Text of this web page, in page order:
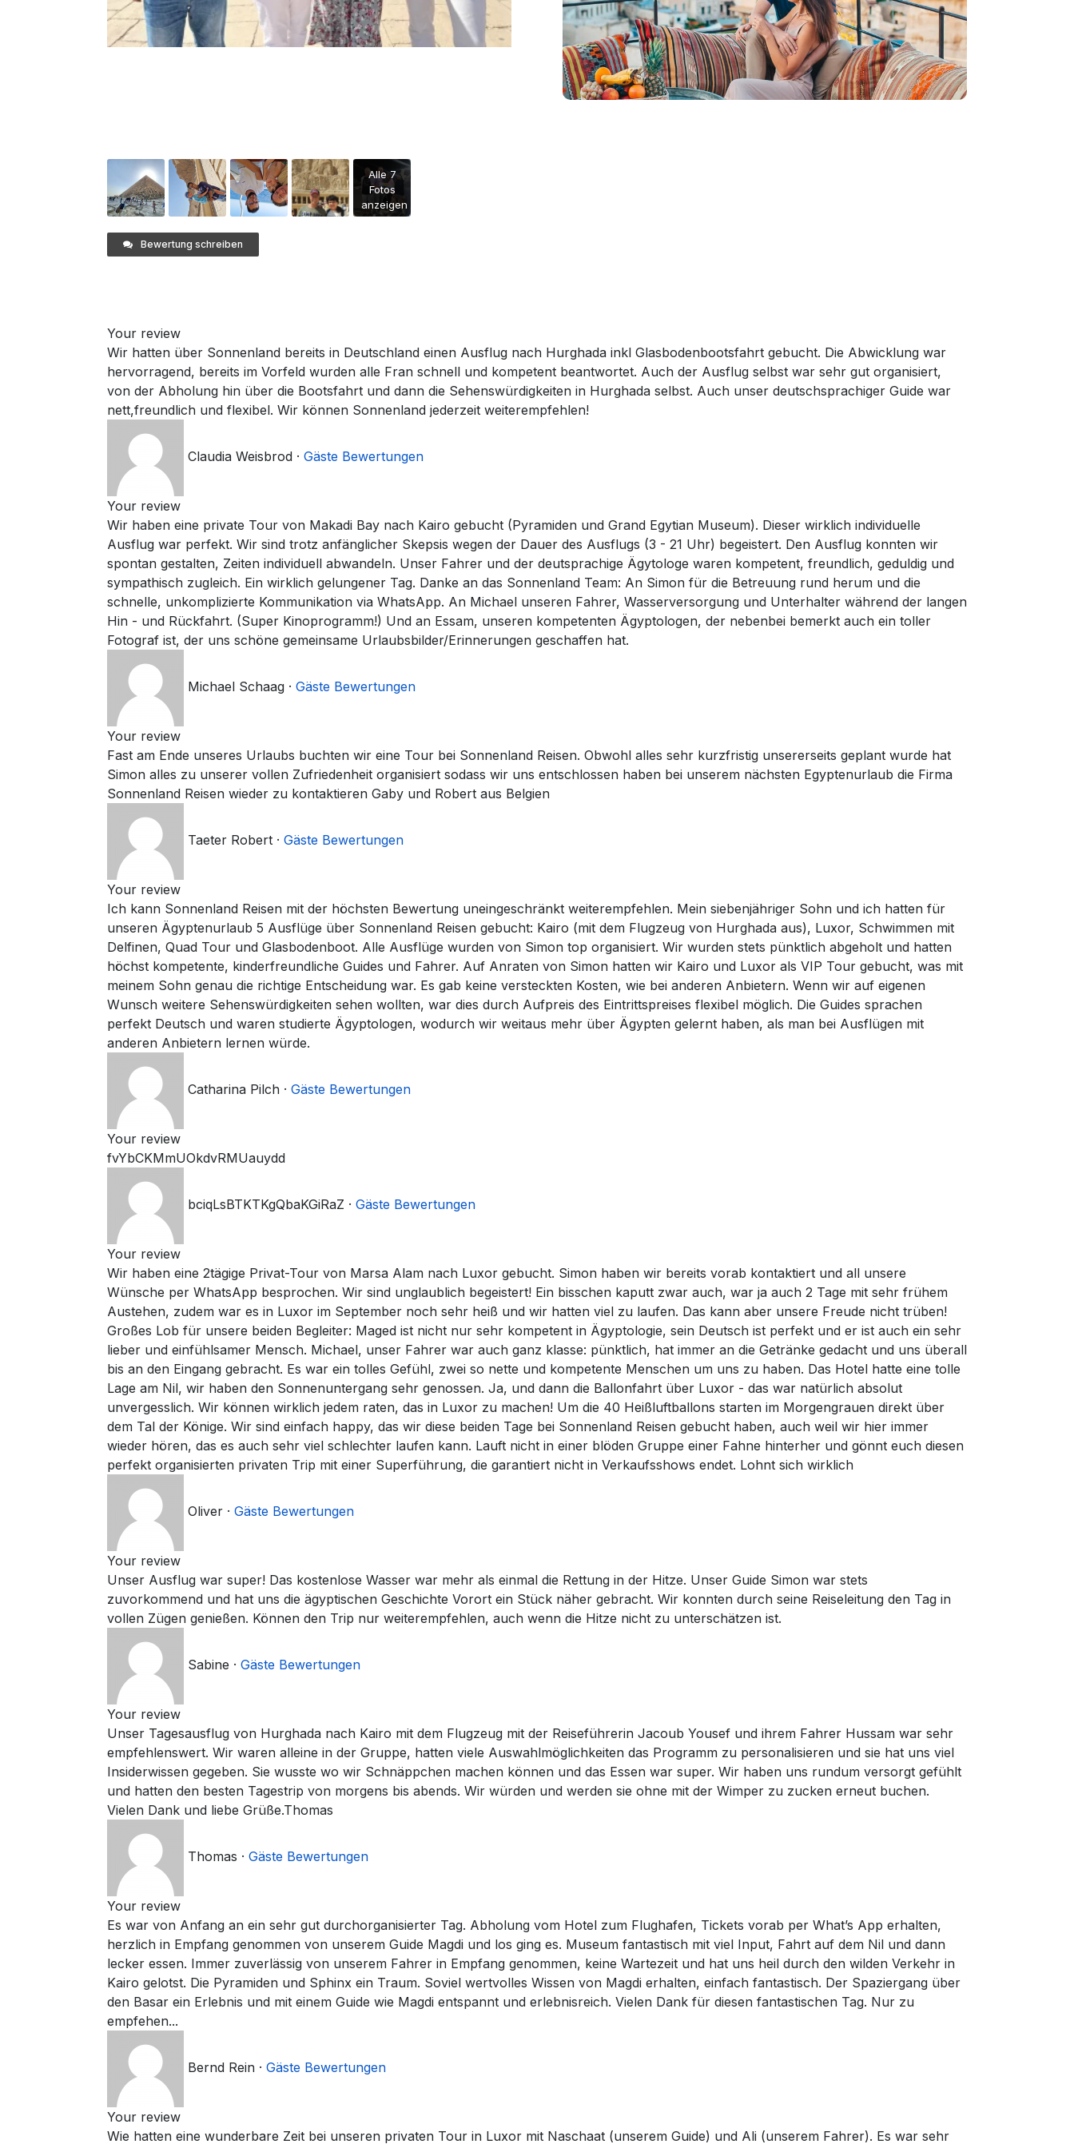
Alle 7
Fotos
anzeigen
Bewertung schreiben
Your review
Wir hatten über Sonnenland bereits in Deutschland einen Ausflug nach Hurghada inkl Glasbodenbootsfahrt gebucht. Die Abwicklung war
hervorragend, bereits im Vorfeld wurden alle Fran schnell und kompetent beantwortet. Auch der Ausflug selbst war sehr gut organisiert,
von der Abholung hin über die Bootsfahrt und dann die Sehenswürdigkeiten in Hurghada selbst. Auch unser deutschsprachiger Guide war
nett,freundlich und flexibel. Wir können Sonnenland jederzeit weiterempfehlen!
Claudia Weisbrod · Gäste Bewertungen
Your review
Wir haben eine private Tour von Makadi Bay nach Kairo gebucht (Pyramiden und Grand Egytian Museum). Dieser wirklich individuelle
Ausflug war perfekt. Wir sind trotz anfänglicher Skepsis wegen der Dauer des Ausflugs (3 - 21 Uhr) begeistert. Den Ausflug konnten wir
spontan gestalten, Zeiten individuell abwandeln. Unser Fahrer und der deutsprachige Ägytologe waren kompetent, freundlich, geduldig und
sympathisch zugleich. Ein wirklich gelungener Tag. Danke an das Sonnenland Team: An Simon für die Betreuung rund herum und die
schnelle, unkomplizierte Kommunikation via WhatsApp. An Michael unseren Fahrer, Wasserversorgung und Unterhalter während der langen
Hin - und Rückfahrt. (Super Kinoprogramm!) Und an Essam, unseren kompetenten Ägyptologen, der nebenbei bemerkt auch ein toller
Fotograf ist, der uns schöne gemeinsame Urlaubsbilder/Erinnerungen geschaffen hat.
Michael Schaag · Gäste Bewertungen
Your review
Fast am Ende unseres Urlaubs buchten wir eine Tour bei Sonnenland Reisen. Obwohl alles sehr kurzfristig unsererseits geplant wurde hat
Simon alles zu unserer vollen Zufriedenheit organisiert sodass wir uns entschlossen haben bei unserem nächsten Egyptenurlaub die Firma
Sonnenland Reisen wieder zu kontaktieren Gaby und Robert aus Belgien
Taeter Robert · Gäste Bewertungen
Your review
Ich kann Sonnenland Reisen mit der höchsten Bewertung uneingeschränkt weiterempfehlen. Mein siebenjähriger Sohn und ich hatten für
unseren Ägyptenurlaub 5 Ausflüge über Sonnenland Reisen gebucht: Kairo (mit dem Flugzeug von Hurghada aus), Luxor, Schwimmen mit
Delfinen, Quad Tour und Glasbodenboot. Alle Ausflüge wurden von Simon top organisiert. Wir wurden stets pünktlich abgeholt und hatten
höchst kompetente, kinderfreundliche Guides und Fahrer. Auf Anraten von Simon hatten wir Kairo und Luxor als VIP Tour gebucht, was mit
meinem Sohn genau die richtige Entscheidung war. Es gab keine versteckten Kosten, wie bei anderen Anbietern. Wenn wir auf eigenen
Wunsch weitere Sehenswürdigkeiten sehen wollten, war dies durch Aufpreis des Eintrittspreises flexibel möglich. Die Guides sprachen
perfekt Deutsch und waren studierte Ägyptologen, wodurch wir weitaus mehr über Ägypten gelernt haben, als man bei Ausflügen mit
anderen Anbietern lernen würde.
Catharina Pilch · Gäste Bewertungen
Your review
fvYbCKMmUOkdvRMUauydd
bciqLsBTKTKgQbaKGiRaZ · Gäste Bewertungen
Your review
Wir haben eine 2tägige Privat-Tour von Marsa Alam nach Luxor gebucht. Simon haben wir bereits vorab kontaktiert und all unsere
Wünsche per WhatsApp besprochen. Wir sind unglaublich begeistert! Ein bisschen kaputt zwar auch, war ja auch 2 Tage mit sehr frühem
Austehen, zudem war es in Luxor im September noch sehr heiß und wir hatten viel zu laufen. Das kann aber unsere Freude nicht trüben!
Großes Lob für unsere beiden Begleiter: Maged ist nicht nur sehr kompetent in Ägyptologie, sein Deutsch ist perfekt und er ist auch ein sehr
lieber und einfühlsamer Mensch. Michael, unser Fahrer war auch ganz klasse: pünktlich, hat immer an die Getränke gedacht und uns überall
bis an den Eingang gebracht. Es war ein tolles Gefühl, zwei so nette und kompetente Menschen um uns zu haben. Das Hotel hatte eine tolle
Lage am Nil, wir haben den Sonnenuntergang sehr genossen. Ja, und dann die Ballonfahrt über Luxor - das war natürlich absolut
unvergesslich. Wir können wirklich jedem raten, das in Luxor zu machen! Um die 40 Heißluftballons starten im Morgengrauen direkt über
dem Tal der Könige. Wir sind einfach happy, das wir diese beiden Tage bei Sonnenland Reisen gebucht haben, auch weil wir hier immer
wieder hören, das es auch sehr viel schlechter laufen kann. Lauft nicht in einer blöden Gruppe einer Fahne hinterher und gönnt euch diesen
perfekt organisierten privaten Trip mit einer Superführung, die garantiert nicht in Verkaufsshows endet. Lohnt sich wirklich
Oliver · Gäste Bewertungen
Your review
Unser Ausflug war super! Das kostenlose Wasser war mehr als einmal die Rettung in der Hitze. Unser Guide Simon war stets
zuvorkommend und hat uns die ägyptischen Geschichte Vorort ein Stück näher gebracht. Wir konnten durch seine Reiseleitung den Tag in
vollen Zügen genießen. Können den Trip nur weiterempfehlen, auch wenn die Hitze nicht zu unterschätzen ist.
Sabine · Gäste Bewertungen
Your review
Unser Tagesausflug von Hurghada nach Kairo mit dem Flugzeug mit der Reiseführerin Jacoub Yousef und ihrem Fahrer Hussam war sehr
empfehlenswert. Wir waren alleine in der Gruppe, hatten viele Auswahlmöglichkeiten das Programm zu personalisieren und sie hat uns viel
Insiderwissen gegeben. Sie wusste wo wir Schnäppchen machen können und das Essen war super. Wir haben uns rundum versorgt gefühlt
und hatten den besten Tagestrip von morgens bis abends. Wir würden und werden sie ohne mit der Wimper zu zucken erneut buchen.
Vielen Dank und liebe Grüße.Thomas
Thomas · Gäste Bewertungen
Your review
Es war von Anfang an ein sehr gut durchorganisierter Tag. Abholung vom Hotel zum Flughafen, Tickets vorab per What’s App erhalten,
herzlich in Empfang genommen von unserem Guide Magdi und los ging es. Museum fantastisch mit viel Input, Fahrt auf dem Nil und dann
lecker essen. Immer zuverlässig von unserem Fahrer in Empfang genommen, keine Wartezeit und hat uns heil durch den wilden Verkehr in
Kairo gelotst. Die Pyramiden und Sphinx ein Traum. Soviel wertvolles Wissen von Magdi erhalten, einfach fantastisch. Der Spaziergang über
den Basar ein Erlebnis und mit einem Guide wie Magdi entspannt und erlebnisreich. Vielen Dank für diesen fantastischen Tag. Nur zu
empfehen...
Bernd Rein · Gäste Bewertungen
Your review
Wie hatten eine wunderbare Zeit bei unseren privaten Tour in Luxor mit Naschaat (unserem Guide) und Ali (unserem Fahrer). Es war sehr